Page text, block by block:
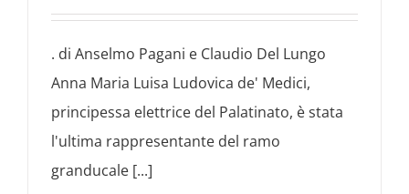
. di Anselmo Pagani e Claudio Del Lungo
Anna Maria Luisa Ludovica de' Medici,
principessa elettrice del Palatinato, è stata
l'ultima rappresentante del ramo
granducale [...]